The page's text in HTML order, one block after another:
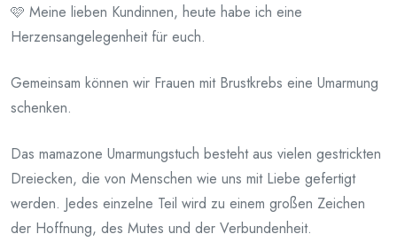
am
Juni
2026
🩷 Meine lieben Kundinnen, heute habe ich eine
Herzensangelegenheit für euch.
Gemeinsam können wir Frauen mit Brustkrebs eine Umarmung
schenken.
Das mamazone Umarmungstuch besteht aus vielen gestrickten
Dreiecken, die von Menschen wie uns mit Liebe gefertigt
werden. Jedes einzelne Teil wird zu einem großen Zeichen
der Hoffnung, des Mutes und der Verbundenheit.